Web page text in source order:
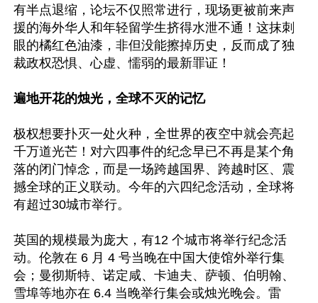
有半点退缩，论坛不仅照常进行，现场更被前来声
援的海外华人和年轻留学生挤得水泄不通！这抹刺
眼的橘红色油漆，非但没能擦掉历史，反而成了独
裁政权恐惧、心虚、懦弱的最新罪证！
遍地开花的烛光，全球不灭的记忆
极权想要扑灭一处火种，全世界的夜空中就会亮起
千万道光芒！对六四事件的纪念早已不再是某个角
落的闭门悼念，而是一场跨越国界、跨越时区、震
撼全球的正义联动。今年的六四纪念活动，全球将
有超过30城市举行。
英国的规模最为庞大，有12 个城市将举行纪念活
动。伦敦在 6 月 4 号当晚在中国大使馆外举行集
会；曼彻斯特、诺定咸、卡迪夫、萨顿、伯明翰、
雪埠等地亦在 6.4 当晚举行集会或烛光晚会。雷